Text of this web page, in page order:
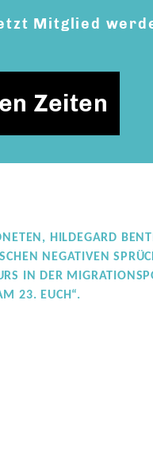
Mitglied
Zeiten
HILDEGARD
NEGATIVEN
IN DER
23. EUCH“.